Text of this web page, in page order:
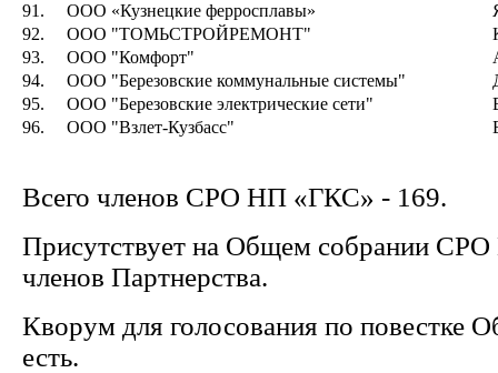
91. ООО «Кузнецкие ферросплавы»
92.
ООО "ТОМЬСТРОЙРЕМОНТ"
93.
ООО "Комфорт"
94.
ООО "Березовские коммунальные системы"
95.
ООО "Березовские электрические сети"
96.
ООО "Взлет-Кузбасс"
Всего членов СРО НП «ГКС» - 169.
Присутствует на Общем собрании
членов Партнерства.
Кворум для голосования по повестке
есть.